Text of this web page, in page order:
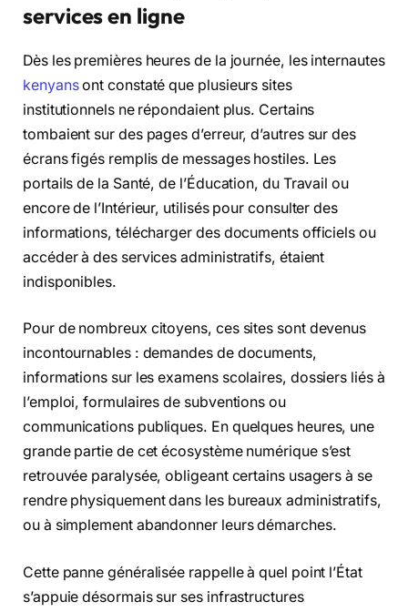
services en ligne
Dès les premières heures de la journée, les internautes
kenyansont constaté que plusieurs sites
institutionnels ne répondaient plus. Certains
tombaient sur des pages d’erreur, d’autres sur des
écrans figés remplis de messages hostiles. Les
portails de la Santé, de l’Éducation, du Travail ou
encore de l’Intérieur, utilisés pour consulter des
informations, télécharger des documents officiels ou
accéder à des services administratifs, étaient
indisponibles.
Pour de nombreux citoyens, ces sites sont devenus
incontournables : demandes de documents,
informations sur les examens scolaires, dossiers liés à
l’emploi, formulaires de subventions ou
communications publiques. En quelques heures, une
grande partie de cet écosystème numérique s’est
retrouvée paralysée, obligeant certains usagers à se
rendre physiquement dans les bureaux administratifs,
ou à simplement abandonner leurs démarches.
Cette panne généralisée rappelle à quel point l’État
s’appuie désormais sur ses infrastructures